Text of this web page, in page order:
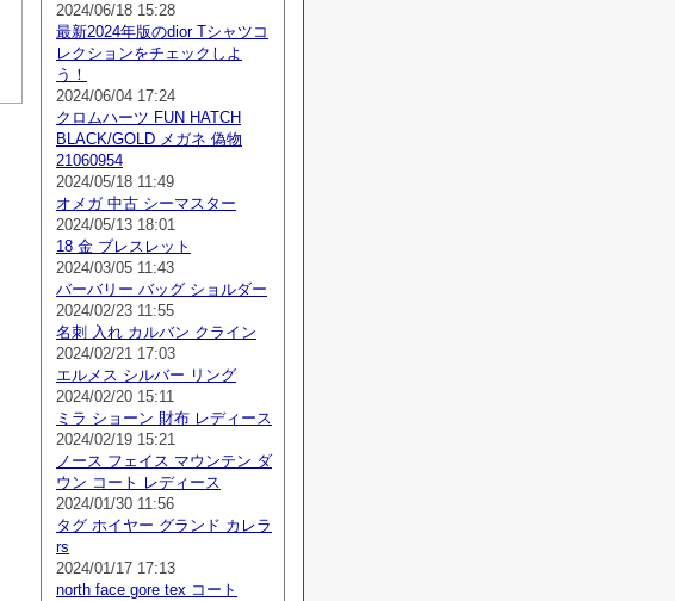
2024/06/18 15:28
最新2024年版のdior Tシャツコ
レクションをチェックしよ
う！
2024/06/04 17:24
クロムハーツ FUN HATCH
BLACK/GOLD メガネ 偽物
21060954
2024/05/18 11:49
オメガ 中古 シーマスター
2024/05/13 18:01
18 金 ブレスレット
2024/03/05 11:43
バーバリー バッグ ショルダー
2024/02/23 11:55
名刺 入れ カルバン クライン
2024/02/21 17:03
エルメス シルバー リング
2024/02/20 15:11
ミラ ショーン 財布 レディース
2024/02/19 15:21
ノース フェイス マウンテン ダ
ウン コート レディース
2024/01/30 11:56
タグ ホイヤー グランド カレラ
rs
2024/01/17 17:13
north face gore tex コート